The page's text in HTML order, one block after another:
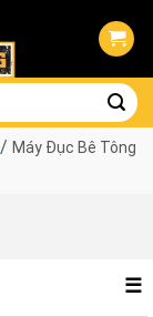
/ Máy Đục Bê Tông